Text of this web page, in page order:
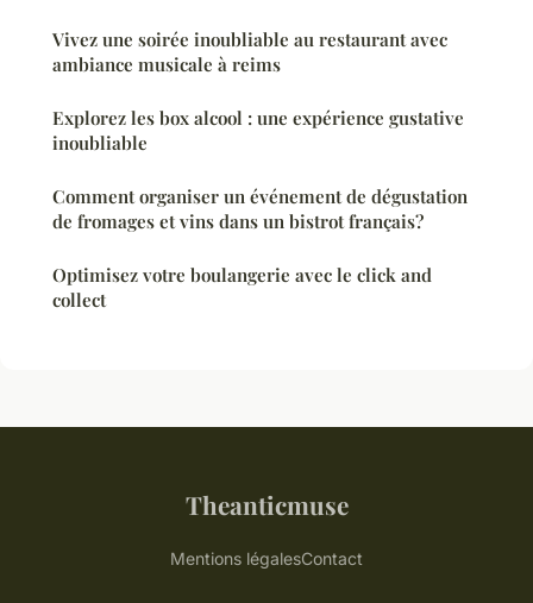
Vivez une soirée inoubliable au restaurant avec
ambiance musicale à reims
Explorez les box alcool : une expérience gustative
inoubliable
Comment organiser un événement de dégustation
de fromages et vins dans un bistrot français?
Optimisez votre boulangerie avec le click and
collect
Theanticmuse
Mentions légalesContact